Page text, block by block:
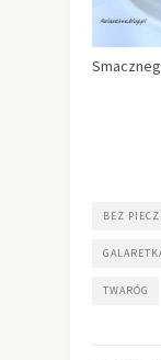
BEZ
TWARÓG